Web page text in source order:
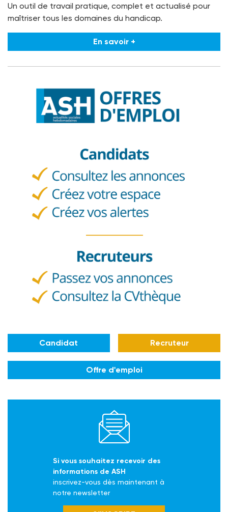
Un outil de travail pratique, complet et actualisé pour
maîtriser tous les domaines du handicap.
En savoir +
Candidat Recruteur
Offre d'emploi
Si vous souhaitez recevoir des
informations de ASH
inscrivez-vous dès maintenant à
notre newsletter